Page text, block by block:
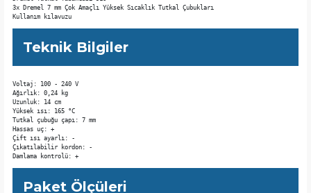
3x Dremel 7 mm Çok Amaçlı Yüksek Sıcaklık Tutkal Çubukları
Kullanım kılavuzu
Teknik Bilgiler
Voltaj: 100 - 240 V
Ağırlık: 0,24 kg
Uzunluk: 14 cm
Yüksek ısı: 165 °C
Tutkal çubuğu çapı: 7 mm
Hassas uç: +
Çift ısı ayarlı: -
Çıkatılabilir kordon: -
Damlama kontrolü: +
Paket Ölçüleri